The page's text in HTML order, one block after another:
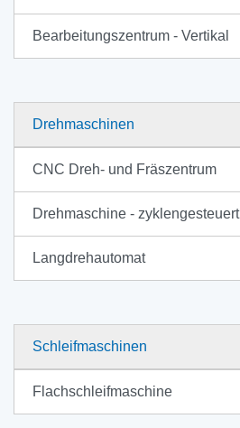
Bearbeitungszentrum - Vertikal
Drehmaschinen
CNC Dreh- und Fräszentrum
Drehmaschine - zyklengesteuert
Langdrehautomat
Schleifmaschinen
Flachschleifmaschine